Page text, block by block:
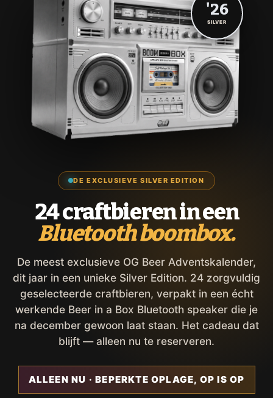
DE EXCLUSIEVE SILVER EDITION
24 craftbieren in een
Bluetooth boombox.
De meest exclusieve OG Beer Adventskalender,
dit jaar in een unieke Silver Edition. 24 zorgvuldig
geselecteerde craftbieren, verpakt in een écht
werkende Beer in a Box Bluetooth speaker die je
na december gewoon laat staan. Het cadeau dat
blijft — alleen nu te reserveren.
ALLEEN NU · BEPERKTE OPLAGE, OP IS OP
'26
SILVER